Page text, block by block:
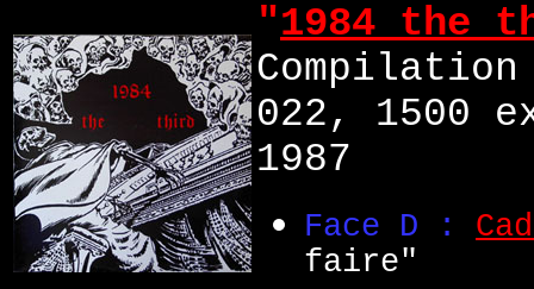
"1984 the
022, 1500
1987
Face D :
faire"